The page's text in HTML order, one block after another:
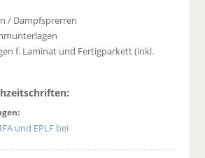
/ Dampfsprerren
f. Laminat und Fertigparkett (inkl.
und EPLF bei